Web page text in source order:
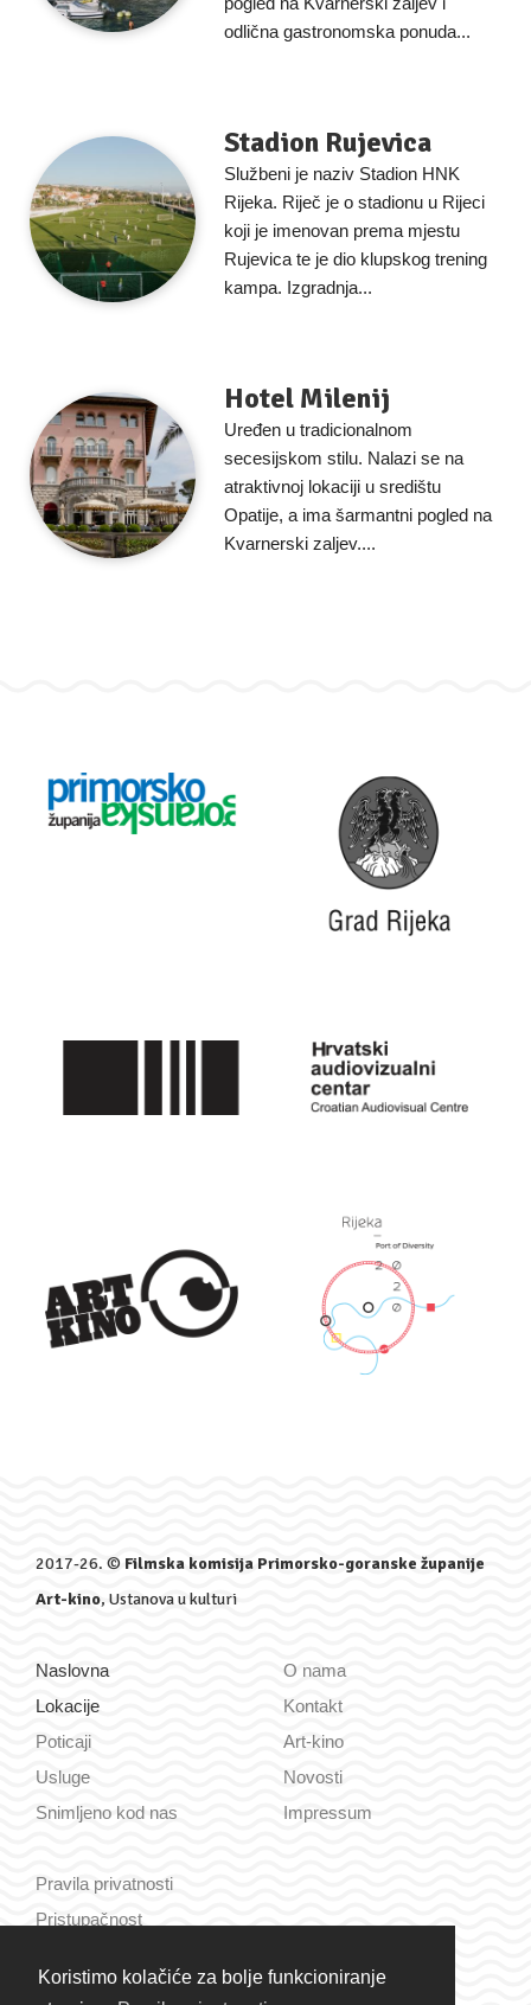
Koristimo kolačiće za bolje funkcioniranje
odlična gastronomska ponuda...
Stadion Rujevica
Službeni je naziv Stadion HNK
Rijeka. Riječ je o stadionu u Rijeci
koji je imenovan prema mjestu
Rujevica te je dio klupskog trening
kampa. Izgradnja...
Hotel Milenij
Uređen u tradicionalnom
secesijskom stilu. Nalazi se na
atraktivnoj lokaciji u središtu
Opatije, a ima šarmantni pogled na
Kvarnerski zaljev....
2017-26. © Filmska komisija Primorsko-goranske županije
Art-kino, Ustanova u kulturi
Naslovna
Lokacije
Poticaji
Usluge
Snimljeno kod nas
O nama
Kontakt
Art-kino
Novosti
Impressum
Pravila privatnosti
Pristupačnost
Hrvatski